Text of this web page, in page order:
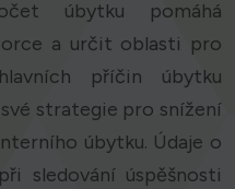
úbytku pomáhá
a určit oblasti pro
příčin úbytku
strategie pro snížení
úbytku. Údaje o
sledování úspěšnosti